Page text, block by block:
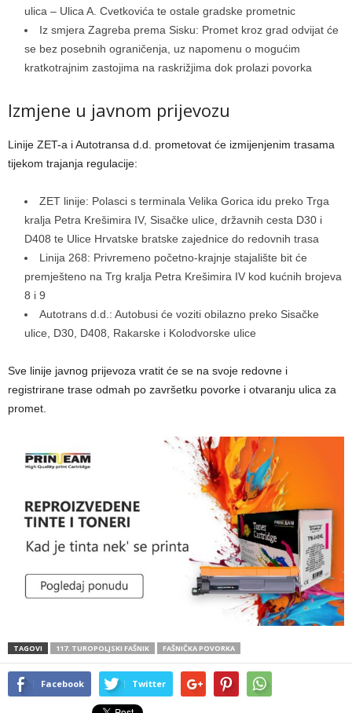
ulica – Ulica A. Cvetkovića te ostale gradske prometnic
Iz smjera Zagreba prema Sisku: Promet kroz grad odvijat će
se bez posebnih ograničenja, uz napomenu o mogućim
kratkotrajnim zastojima na raskrižjima dok prolazi povorka
Izmjene u javnom prijevozu
Linije ZET-a i Autotransa d.d. prometovat će izmijenjenim trasama
tijekom trajanja regulacije:
ZET linije: Polasci s terminala Velika Gorica idu preko Trga
kralja Petra Krešimira IV, Sisačke ulice, državnih cesta D30 i
D408 te Ulice Hrvatske bratske zajednice do redovnih trasa
Linija 268: Privremeno početno-krajnje stajalište bit će
premješteno na Trg kralja Petra Krešimira IV kod kućnih brojeva
8 i 9
Autotrans d.d.: Autobusi će voziti obilazno preko Sisačke
ulice, D30, D408, Rakarske i Kolodvorske ulice
Sve linije javnog prijevoza vratit će se na svoje redovne i
registrirane trase odmah po završetku povorke i otvaranju ulica za
promet.
TAGOVI 117. TUROPOLJSKI FAŠNIK FAŠNIČKA POVORKA
Facebook Twitter